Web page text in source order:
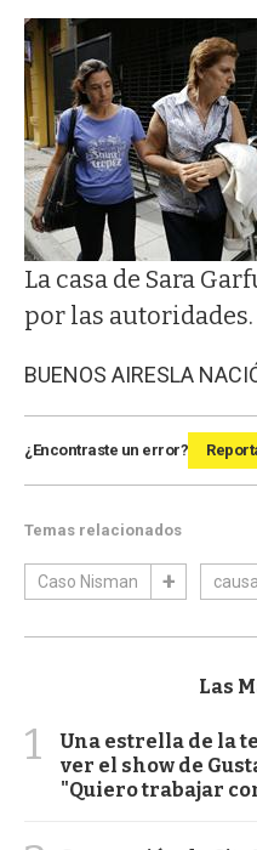
La casa de Sara
por las
BUENOS AIRESLA
¿Encontraste un error?
Temas relacionados
Caso Nisman
Las
1
Una estrella de la
ver el show de
"Quiero trabajar